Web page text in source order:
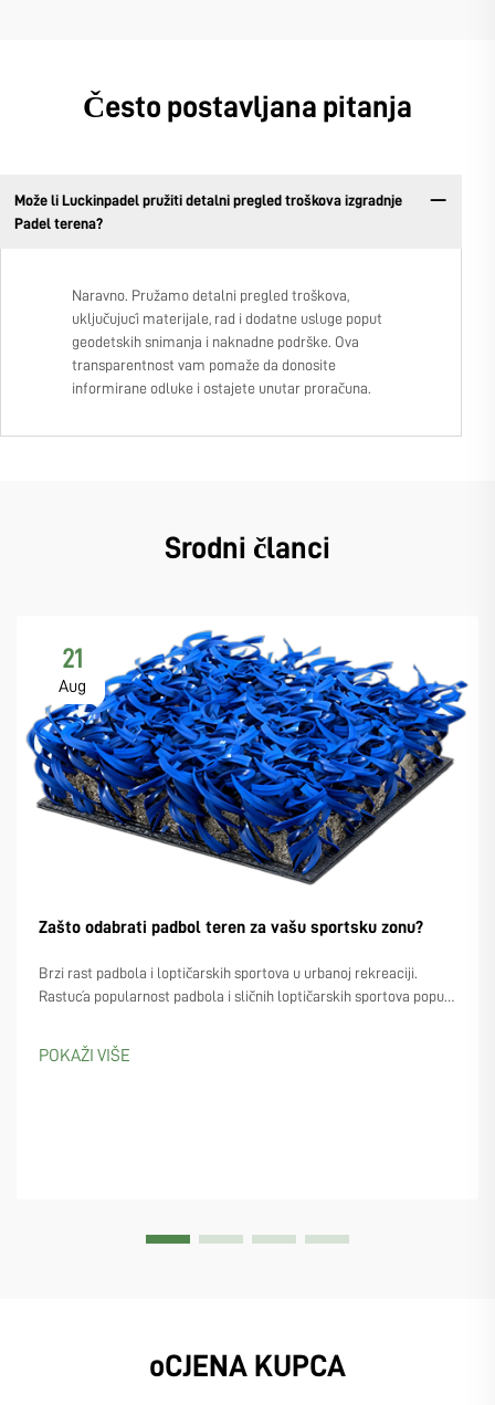
Često postavljana pitanja
Može li Luckinpadel pružiti detalni pregled troškova izgradnje
Padel terena?
Naravno. Pružamo detalni pregled troškova,
uključujući materijale, rad i dodatne usluge poput
geodetskih snimanja i naknadne podrške. Ova
transparentnost vam pomaže da donosite
informirane odluke i ostajete unutar proračuna.
Srodni članci
21
Aug
Zašto odabrati padbol teren za vašu sportsku zonu?
Brzi rast padbola i loptičarskih sportova u urbanoj rekreaciji.
Rastuća popularnost padbola i sličnih loptičarskih sportova poput
obzir izgradnju padbol terena, posebno s obzirom na to da ljudi sve
više...
POKAŽI VIŠE
oCJENA KUPCA